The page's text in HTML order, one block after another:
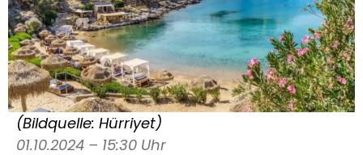
(Bildquelle: Hürriyet)
01.10.2024 – 15:30 Uhr